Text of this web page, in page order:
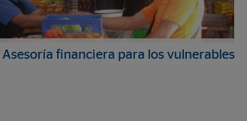
Asesoría financiera para los vulnerables